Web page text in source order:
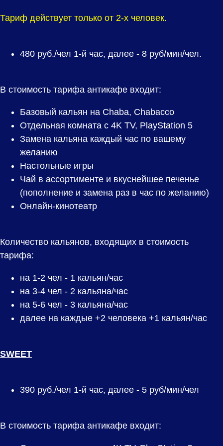
Тариф действует только от 2-х человек.
480 руб./чел 1-й час, далее - 8 руб/мин/чел.
В стоимость тарифа антикафе входит:
Базовый кальян на Chaba, Chabacco
Отдельная комната с 4K TV, PlayStation 5
Замена кальяна каждый час по вашему
желанию
Настольные игры
Чай в ассортименте и вкуснейшее печенье
(пополнение и замена раз в час по желанию)
Онлайн-кинотеатр
Количество кальянов, входящих в стоимость
тарифа:
на 1-2 чел - 1 кальян/час
на 3-4 чел - 2 кальяна/час
на 5-6 чел - 3 кальяна/час
далее на каждые +2 человека +1 кальян/час
SWEET
390 руб./чел 1-й час, далее - 5 руб/мин/чел
В стоимость тарифа антикафе входит: